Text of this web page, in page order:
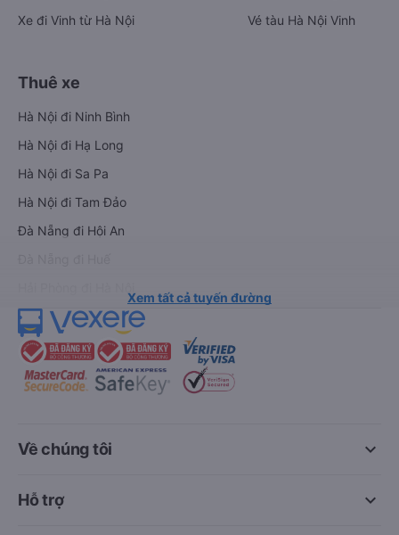
Xe đi Vinh từ Hà Nội
Vé tàu Hà Nội Vinh
Thuê xe
Hà Nội đi Ninh Bình
Hà Nội đi Hạ Long
Hà Nội đi Sa Pa
Hà Nội đi Tam Đảo
Đà Nẵng đi Hội An
Xem tất cả tuyến đường
keyboard_arrow_down
Về chúng tôi
keyboard_arrow_down
Hỗ trợ